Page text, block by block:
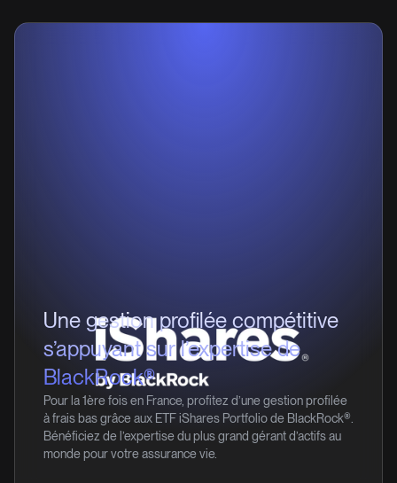
Une gestion profilée compétitive
s’appuyant sur l’expertise de
BlackRock®
Pour la 1ère fois en France, profitez d’une gestion profilée
à frais bas grâce aux ETF iShares Portfolio de BlackRock®.
Bénéficiez de l’expertise du plus grand gérant d’actifs au
monde pour votre assurance vie.